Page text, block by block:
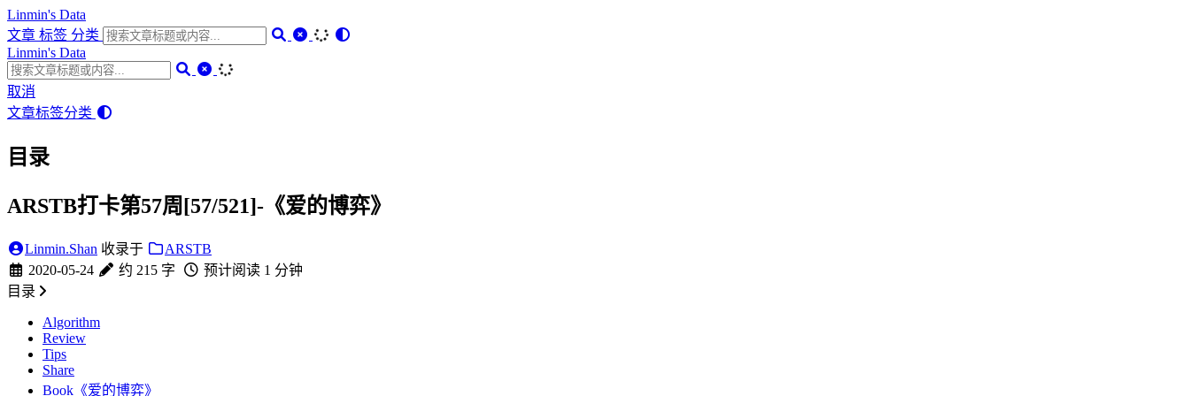
Linmin's Data
文章 标签 分类
Linmin's Data
取消
文章标签分类
目录
ARSTB打卡第57周[57/521]-《爱的博弈》
Linmin.Shan 收录于
ARSTB
2020-05-24
约 215 字
预计阅读 1 分钟
目录
Algorithm
Review
Tips
Share
Book《爱的博弈》